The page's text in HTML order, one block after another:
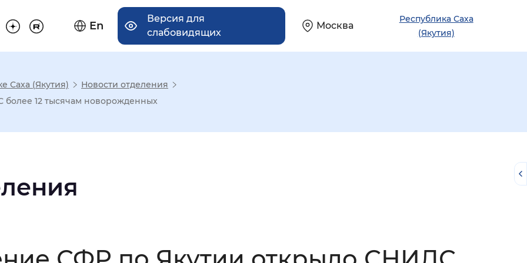
En
Версия для
слабовидящих
Москва
Республика Саха
(Якутия)
отображения
Саха (Якутия)
Новости отделения
12 тысячам новорожденных